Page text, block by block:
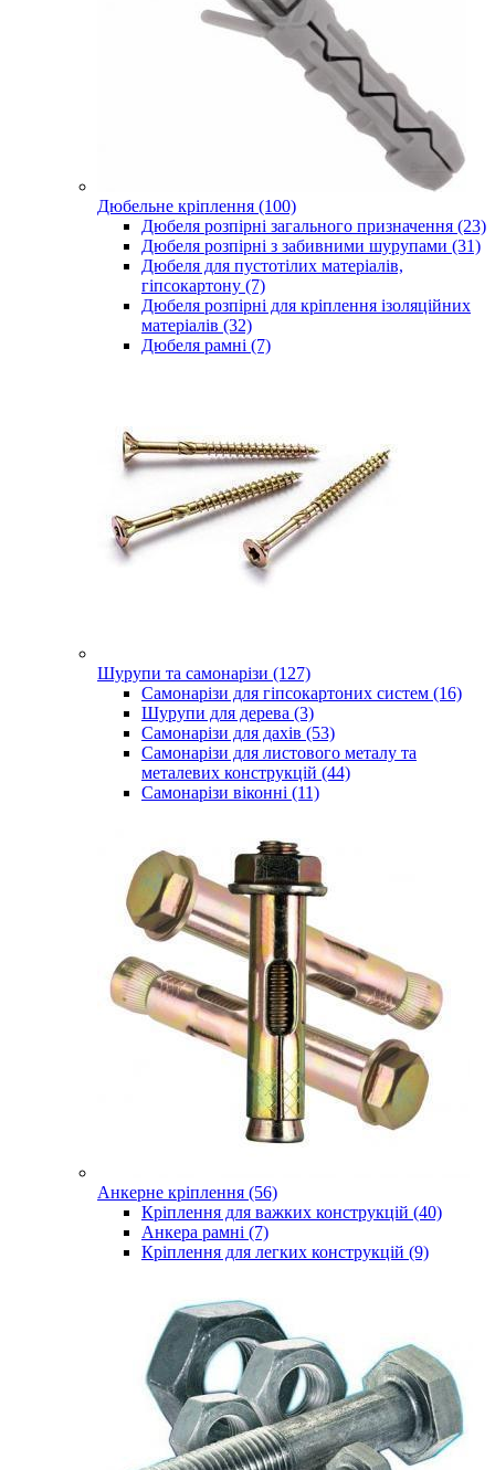
Дюбельне кріплення (100)
Дюбеля розпірні загального призначення (23)
Дюбеля розпірні з забивними шурупами (31)
Дюбеля для пустотілих матеріалів,
гіпсокартону (7)
Дюбеля розпірні для кріплення ізоляційних
матеріалів (32)
Дюбеля рамні (7)
Шурупи та самонарізи (127)
Самонарізи для гіпсокартоних систем (16)
Шурупи для дерева (3)
Самонарізи для дахів (53)
Самонарізи для листового металу та
металевих конструкцій (44)
Самонарізи віконні (11)
Анкерне кріплення (56)
Кріплення для важких конструкцій (40)
Анкера рамні (7)
Кріплення для легких конструкцій (9)